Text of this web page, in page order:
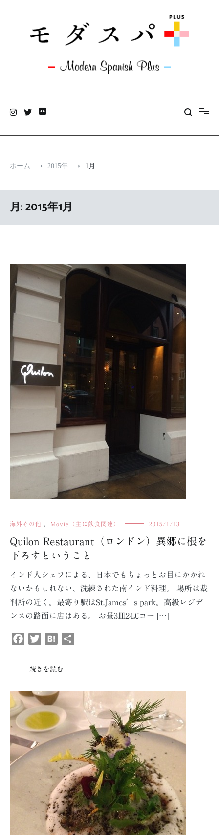
ホーム 2015年 1月
月:2015年1月
海外その他 Movie（主に飲食関連） 2015/1/13
Quilon Restaurant（ロンドン）異郷に根を
下ろすということ
インド人シェフによる、日本でもちょっとお目にかかれ
ないかもしれない、洗練された南インド料理。 場所は裁
判所の近く。最寄り駅はSt.James’s park。高級レジデ
ンスの路面に店はある。 お昼3皿24£コー […]
Facebook
Twitter
Hatena
続きを読む